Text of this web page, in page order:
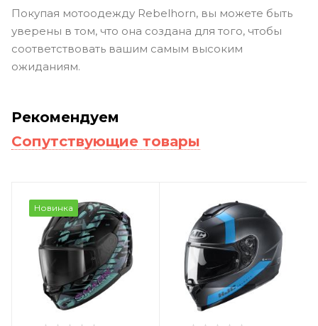
Покупая мотоодежду Rebelhorn, вы можете быть
уверены в том, что она создана для того, чтобы
соответствовать вашим самым высоким
ожиданиям.
Рекомендуем
Сопутствующие товары
Новинка